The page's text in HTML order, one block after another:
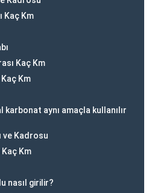
Kaç Km
Kaç Km
Km
karbonat aynı amaçla kullanılır
ve Kadrosu
Km
nasıl girilir?